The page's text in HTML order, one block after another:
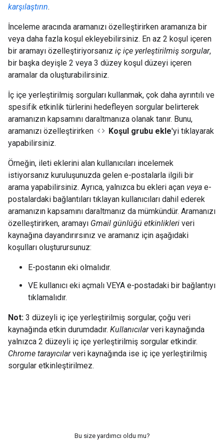
karşılaştırın.
İnceleme aracında aramanızı özelleştirirken aramanıza bir
veya daha fazla koşul ekleyebilirsiniz. En az 2 koşul içeren
bir aramayı özelleştiriyorsanız iç içe yerleştirilmiş sorgular,
bir başka deyişle 2 veya 3 düzey koşul düzeyi içeren
aramalar da oluşturabilirsiniz.
İç içe yerleştirilmiş sorguları kullanmak, çok daha ayrıntılı ve
spesifik etkinlik türlerini hedefleyen sorgular belirterek
aramanızın kapsamını daraltmanıza olanak tanır. Bunu,
aramanızı özelleştirirken
Koşul grubu ekle'yi tıklayarak
yapabilirsiniz.
Örneğin, ileti eklerini alan kullanıcıları incelemek
istiyorsanız kuruluşunuzda gelen e-postalarla ilgili bir
arama yapabilirsiniz. Ayrıca, yalnızca bu ekleri açan veya e-
postalardaki bağlantıları tıklayan kullanıcıları dahil ederek
aramanızın kapsamını daraltmanız da mümkündür. Aramanızı
özelleştirirken, aramayı Gmail günlüğü etkinlikleri veri
kaynağına dayandırırsınız ve aramanız için aşağıdaki
koşulları oluşturursunuz:
E-postanın eki olmalıdır.
VE kullanıcı eki açmalı VEYA e-postadaki bir bağlantıyı
tıklamalıdır.
Not: 3 düzeyli iç içe yerleştirilmiş sorgular, çoğu veri
kaynağında etkin durumdadır. Kullanıcılarveri kaynağında
yalnızca 2 düzeyli iç içe yerleştirilmiş sorgular etkindir.
Chrome tarayıcılarveri kaynağında ise iç içe yerleştirilmiş
sorgular etkinleştirilmez.
Bu size yardımcı oldu mu?